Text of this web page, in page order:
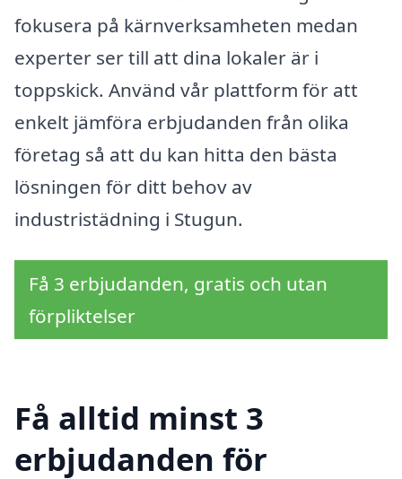
fokusera på kärnverksamheten medan
experter ser till att dina lokaler är i
toppskick. Använd vår plattform för att
enkelt jämföra erbjudanden från olika
företag så att du kan hitta den bästa
lösningen för ditt behov av
industristädning i Stugun.
Få 3 erbjudanden, gratis och utan
förpliktelser
Få alltid minst 3
erbjudanden för